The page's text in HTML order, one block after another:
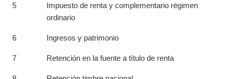
5
Impuesto de renta y complementario régimen
ordinario
6 Ingresos y patrimonio
7 Retención en la fuente a título de renta